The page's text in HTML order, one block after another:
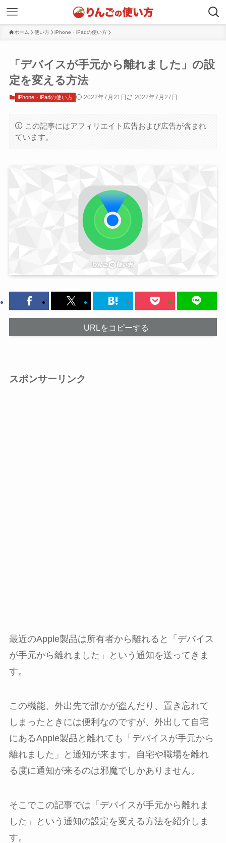
ホーム 使い方 iPhone・iPadの使い方
「デバイスが手元から離れました」の設
定を変える方法
iPhone・iPadの使い方 2022年7月21日 2022年7月27日
この記事にはアフィリエイト広告および広告が含まれ
ています。
URLをコピーする
スポンサーリンク
最近のApple製品は所有者から離れると「デバイス
が手元から離れました」という通知を送ってきま
す。
この機能、外出先で誰かが盗んだり、置き忘れて
しまったときには便利なのですが、外出して自宅
にあるApple製品と離れても「デバイスが手元から
離れました」と通知が来ます。自宅や職場を離れ
る度に通知が来るのは邪魔でしかありません。
そこでこの記事では「デバイスが手元から離れま
した」という通知の設定を変える方法を紹介しま
す。